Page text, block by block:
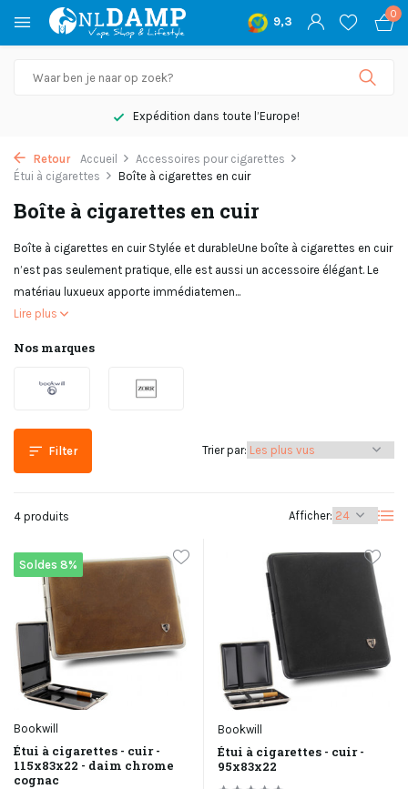
9,3
0
Expédition dans toute l’Europe!
Retour Accueil
Accessoires pour cigarettes
Étui à cigarettes
Boîte à cigarettes en cuir
Boîte à cigarettes en cuir
Boîte à cigarettes en cuir Stylée et durableUne boîte à cigarettes en cuir
n’est pas seulement pratique, elle est aussi un accessoire élégant. Le
matériau luxueux apporte immédiatemen...
Lire plus
Nos marques
Filter
4 produits Afficher:
Trier par:
Soldes 8%
Bookwill
Étui à cigarettes - cuir -
115x83x22 - daim chrome
cognac
Bookwill
Étui à cigarettes - cuir -
95x83x22